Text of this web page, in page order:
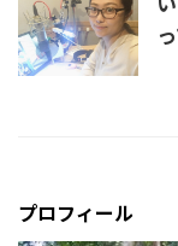
プロフィール